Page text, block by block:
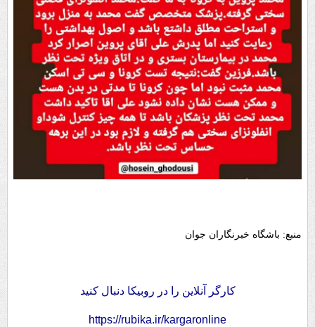
منبع: باشگاه خبرنگاران جوان
کارگر آنلاین را در روبیکا دنبال کنید
https://rubika.ir/kargaronline